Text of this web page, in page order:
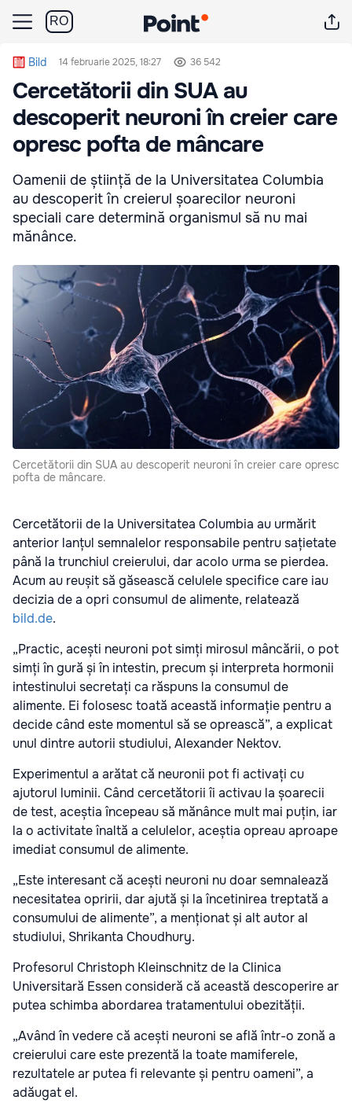
RO
Bild 14 februarie 2025, 18:27 36 542
Cercetătorii din SUA au
descoperit neuroni în creier care
opresc pofta de mâncare
Oamenii de știință de la Universitatea Columbia
au descoperit în creierul șoarecilor neuroni
speciali care determină organismul să nu mai
mănânce.
Cercetătorii din SUA au descoperit neuroni în creier care opresc
pofta de mâncare.
Cercetătorii de la Universitatea Columbia au urmărit
anterior lanțul semnalelor responsabile pentru sațietate
până la trunchiul creierului, dar acolo urma se pierdea.
Acum au reușit să găsească celulele specifice care iau
decizia de a opri consumul de alimente, relatează
bild.de.
„Practic, acești neuroni pot simți mirosul mâncării, o pot
simți în gură și în intestin, precum și interpreta hormonii
intestinului secretați ca răspuns la consumul de
alimente. Ei folosesc toată această informație pentru a
decide când este momentul să se oprească”, a explicat
unul dintre autorii studiului, Alexander Nektov.
Experimentul a arătat că neuronii pot fi activați cu
ajutorul luminii. Când cercetătorii îi activau la șoarecii
de test, aceștia începeau să mănânce mult mai puțin, iar
la o activitate înaltă a celulelor, aceștia opreau aproape
imediat consumul de alimente.
„Este interesant că acești neuroni nu doar semnalează
necesitatea opririi, dar ajută și la încetinirea treptată a
consumului de alimente”, a menționat și alt autor al
studiului, Shrikanta Choudhury.
Profesorul Christoph Kleinschnitz de la Clinica
Universitară Essen consideră că această descoperire ar
putea schimba abordarea tratamentului obezității.
„Având în vedere că acești neuroni se află într-o zonă a
creierului care este prezentă la toate mamiferele,
rezultatele ar putea fi relevante și pentru oameni”, a
adăugat el.